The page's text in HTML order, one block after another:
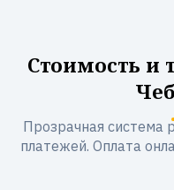
Стоимость и
Прозрачная система
платежей. Оплата